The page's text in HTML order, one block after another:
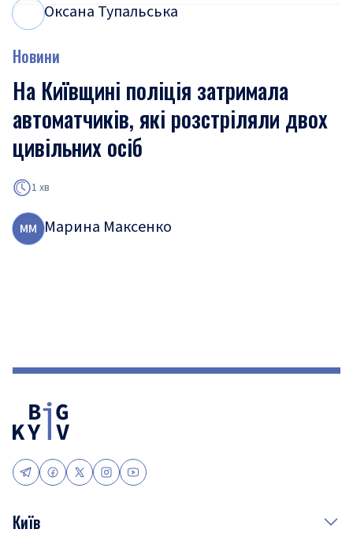
Оксана Тупальська
Новини
На Київщині поліція затримала
автоматчиків, які розстріляли двох
цивільних осіб
1 хв
ММ Марина Максенко
Київ